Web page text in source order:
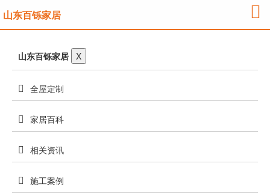
山东百铄家居
山东百铄家居 X
全屋定制
家居百科
相关资讯
施工案例